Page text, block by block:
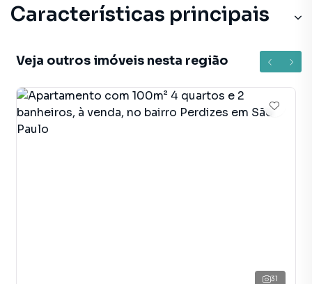
Características principais
Veja outros imóveis nesta região
31